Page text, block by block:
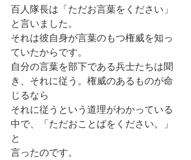
百人隊長は「ただお言葉をください」
と言いました。
それは彼自身が言葉のもつ権威を知っ
ていたからです。
自分の言葉を部下である兵士たちは聞
き、それに従う。権威のあるものが命
じるなら
それに従うという道理がわかっている
中で、「ただおことばをください。」
と
言ったのです。